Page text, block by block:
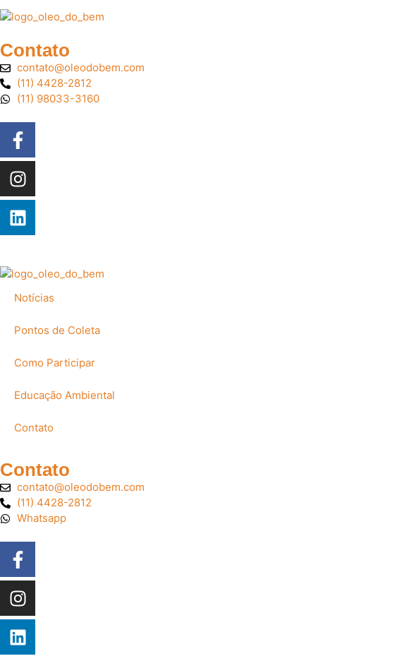
Contato
contato@oleodobem.com
(11) 4428-2812
(11) 98033-3160
Notícias
Pontos de Coleta
Como Participar
Educação Ambiental
Contato
Contato
contato@oleodobem.com
(11) 4428-2812
Whatsapp